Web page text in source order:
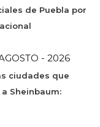
de Puebla por
- 2026
ciudades que
Sheinbaum: